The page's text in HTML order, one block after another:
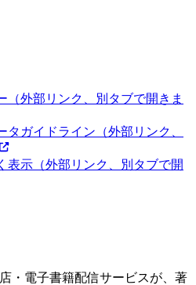
（外部リンク、別タブで開きま
タガイドライン （外部リンク、
表示 （外部リンク、別タブで開
・電子書籍配信サービスが、著